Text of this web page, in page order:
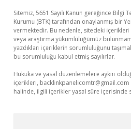
Sitemiz, 5651 Sayılı Kanun gereğince Bilgi
Kurumu (BTK) tarafından onaylanmış bir
vermektedir. Bu nedenle, sitedeki
veya araştırma yükümlülüğümüz
yazdıkları içeriklerin sorumluluğunu
bu sorumluluğu kabul etmiş sayılırlar.
Hukuka ve yasal düzenlemelere aykırı
içerikleri, backlinkpanelicomtr@gmail.com
halinde, ilgili içerikler yasal süre içerisinde